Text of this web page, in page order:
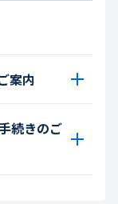
案内
続きのご